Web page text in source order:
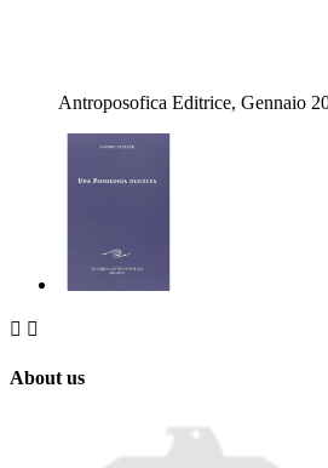
Antroposofica Editrice, Gennaio
 
About us